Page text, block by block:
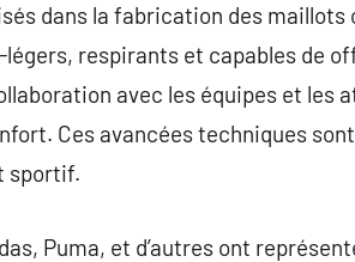
dans la fabrication des
respirants et capables de
avec les équipes et les
Ces avancées techniques
sportif.
Puma, et d’autres ont